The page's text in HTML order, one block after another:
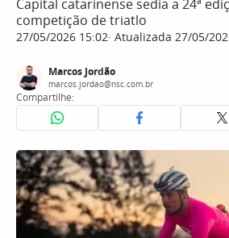
Capital catarinense sedia a 24ª
competição de triatlo
27/05/2026 15:02 Atualizada 27/05/
Marcos Jordão
marcos.jordao@nsc.com.br
Compartilhe: